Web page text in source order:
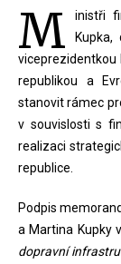
M
inistři
viceprezidentkou
republikou a
stanovit rámec
v souvislosti s
realizaci
republice.
Podpis
a Martina Kupky
dopravní